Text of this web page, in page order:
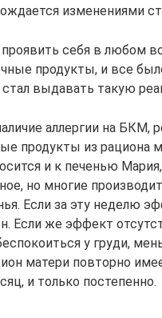
изменениями
себя в любом
продукты, и все
выдавать такую
аллергии на БКМ,
продукты из рациона
и к печенью
но многие
Если за эту неделю
Если же эффект
у груди,
матери повторно
и только постепенно.